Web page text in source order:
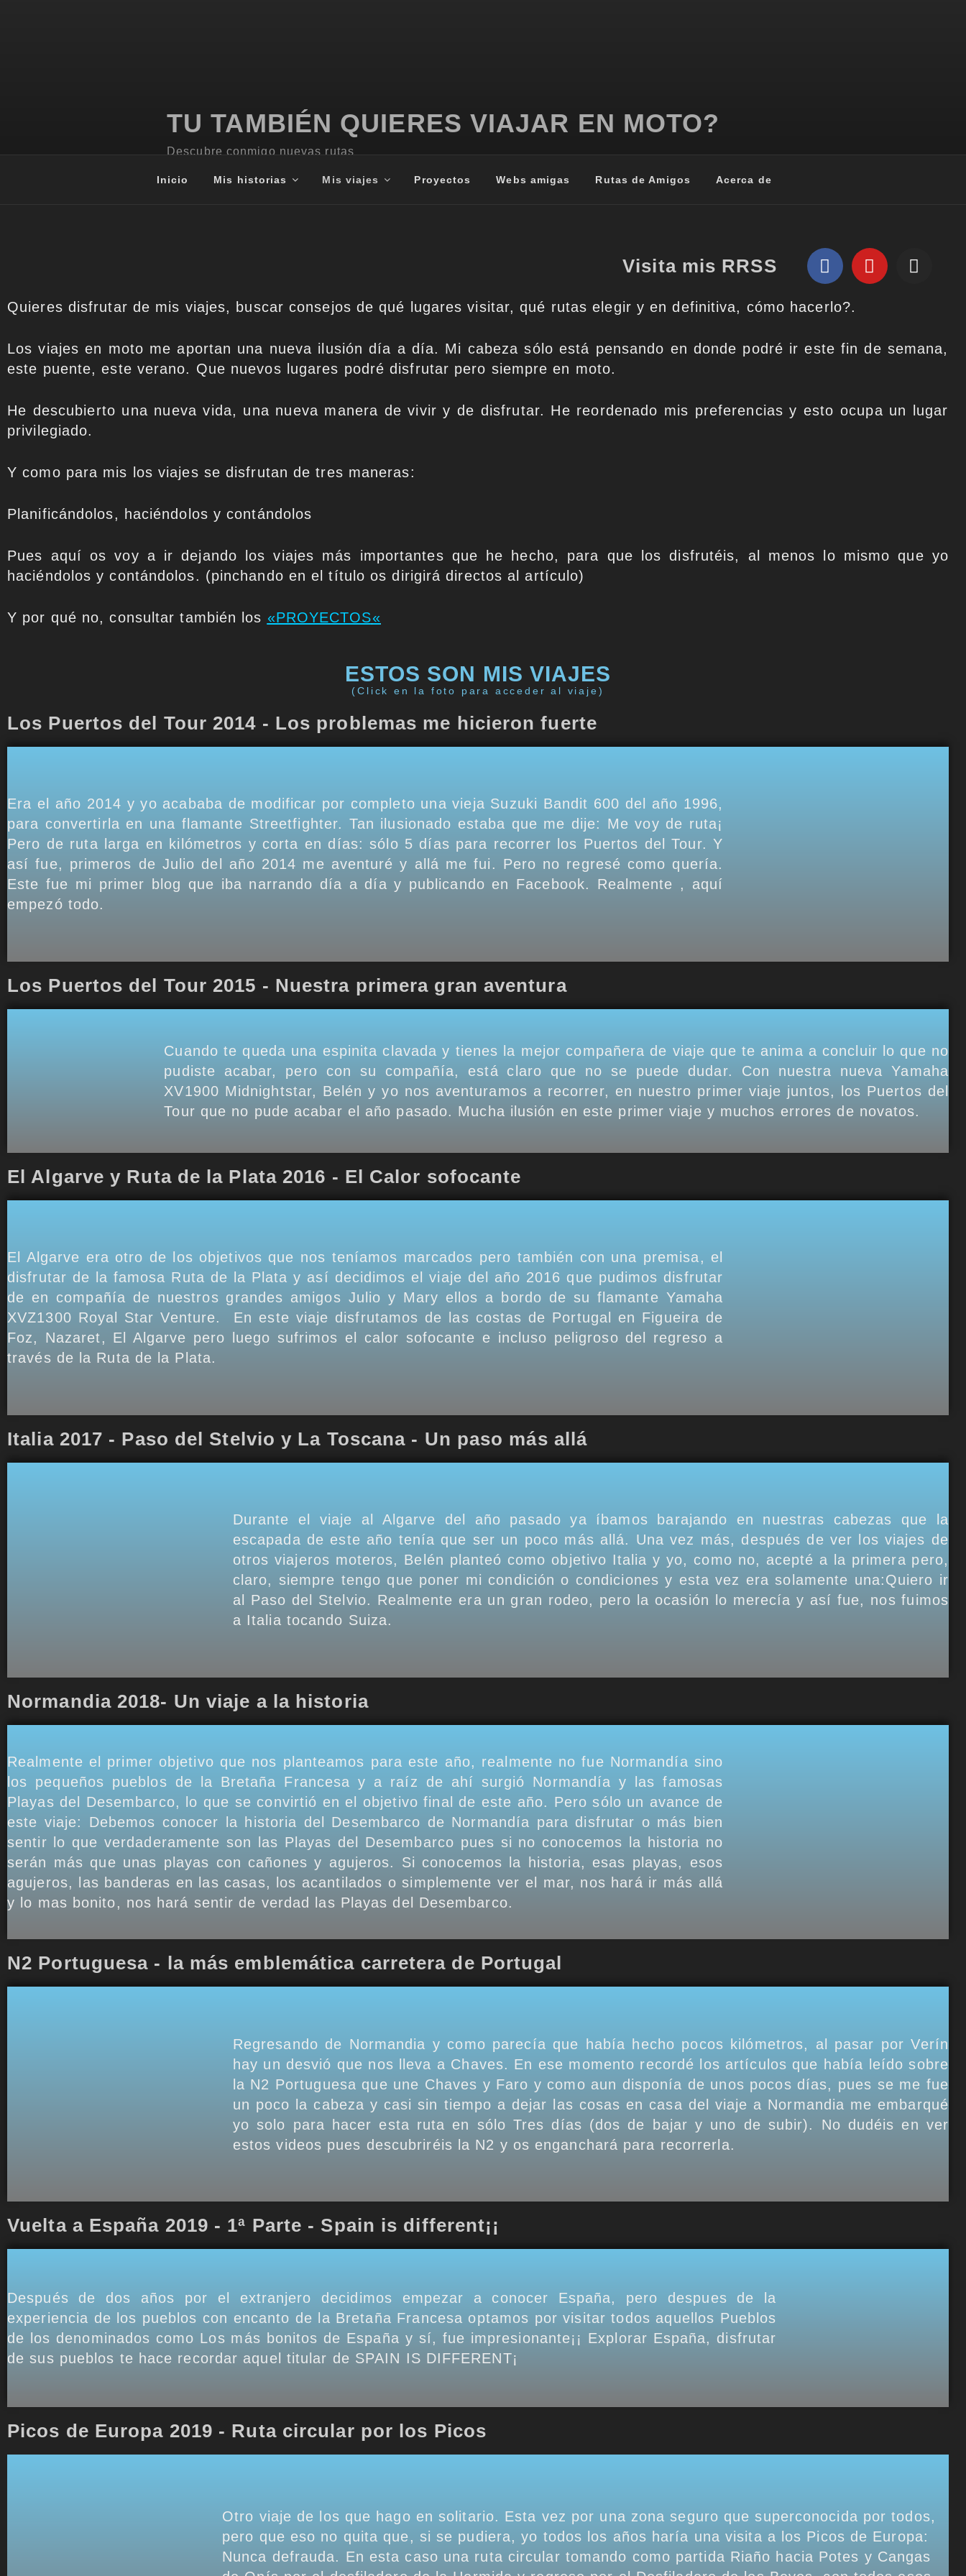
TU TAMBIÉN QUIERES VIAJAR EN MOTO?
Descubre conmigo nuevas rutas
Inicio Mis historias Mis viajes Proyectos Webs amigas Rutas de Amigos Acerca de
Visita mis RRSS
Quieres disfrutar de mis viajes, buscar consejos de qué lugares visitar, qué rutas elegir y en definitiva, cómo hacerlo?.
Los viajes en moto me aportan una nueva ilusión día a día. Mi cabeza sólo está pensando en donde podré ir este fin de semana,
este puente, este verano. Que nuevos lugares podré disfrutar pero siempre en moto.
He descubierto una nueva vida, una nueva manera de vivir y de disfrutar. He reordenado mis preferencias y esto ocupa un lugar
privilegiado.
Y como para mis los viajes se disfrutan de tres maneras:
Planificándolos, haciéndolos y contándolos
Pues aquí os voy a ir dejando los viajes más importantes que he hecho, para que los disfrutéis, al menos lo mismo que yo
haciéndolos y contándolos. (pinchando en el título os dirigirá directos al artículo)
Y por qué no, consultar también los «PROYECTOS«
ESTOS SON MIS VIAJES
(Click en la foto para acceder al viaje)
Los Puertos del Tour 2014 - Los problemas me hicieron fuerte
Era el año 2014 y yo acababa de modificar por completo una vieja Suzuki Bandit 600 del año 1996,
para convertirla en una flamante Streetfighter. Tan ilusionado estaba que me dije: Me voy de ruta¡
Pero de ruta larga en kilómetros y corta en días: sólo 5 días para recorrer los Puertos del Tour. Y
así fue, primeros de Julio del año 2014 me aventuré y allá me fui. Pero no regresé como quería.
Este fue mi primer blog que iba narrando día a día y publicando en Facebook. Realmente , aquí
empezó todo.
Los Puertos del Tour 2015 - Nuestra primera gran aventura
Cuando te queda una espinita clavada y tienes la mejor compañera de viaje que te anima a concluir lo que no
pudiste acabar, pero con su compañía, está claro que no se puede dudar. Con nuestra nueva Yamaha
XV1900 Midnightstar, Belén y yo nos aventuramos a recorrer, en nuestro primer viaje juntos, los Puertos del
Tour que no pude acabar el año pasado. Mucha ilusión en este primer viaje y muchos errores de novatos.
El Algarve y Ruta de la Plata 2016 - El Calor sofocante
El Algarve era otro de los objetivos que nos teníamos marcados pero también con una premisa, el
disfrutar de la famosa Ruta de la Plata y así decidimos el viaje del año 2016 que pudimos disfrutar
de en compañía de nuestros grandes amigos Julio y Mary ellos a bordo de su flamante Yamaha
XVZ1300 Royal Star Venture. En este viaje disfrutamos de las costas de Portugal en Figueira de
Foz, Nazaret, El Algarve pero luego sufrimos el calor sofocante e incluso peligroso del regreso a
través de la Ruta de la Plata.
Italia 2017 - Paso del Stelvio y La Toscana - Un paso más allá
Durante el viaje al Algarve del año pasado ya íbamos barajando en nuestras cabezas que la
escapada de este año tenía que ser un poco más allá. Una vez más, después de ver los viajes de
otros viajeros moteros, Belén planteó como objetivo Italia y yo, como no, acepté a la primera pero,
claro, siempre tengo que poner mi condición o condiciones y esta vez era solamente una:Quiero ir
al Paso del Stelvio. Realmente era un gran rodeo, pero la ocasión lo merecía y así fue, nos fuimos
a Italia tocando Suiza.
Normandia 2018- Un viaje a la historia
Realmente el primer objetivo que nos planteamos para este año, realmente no fue Normandía sino
los pequeños pueblos de la Bretaña Francesa y a raíz de ahí surgió Normandía y las famosas
Playas del Desembarco, lo que se convirtió en el objetivo final de este año. Pero sólo un avance de
este viaje: Debemos conocer la historia del Desembarco de Normandía para disfrutar o más bien
sentir lo que verdaderamente son las Playas del Desembarco pues si no conocemos la historia no
serán más que unas playas con cañones y agujeros. Si conocemos la historia, esas playas, esos
agujeros, las banderas en las casas, los acantilados o simplemente ver el mar, nos hará ir más allá
y lo mas bonito, nos hará sentir de verdad las Playas del Desembarco.
N2 Portuguesa - la más emblemática carretera de Portugal
Regresando de Normandia y como parecía que había hecho pocos kilómetros, al pasar por Verín
hay un desvió que nos lleva a Chaves. En ese momento recordé los artículos que había leído sobre
la N2 Portuguesa que une Chaves y Faro y como aun disponía de unos pocos días, pues se me fue
un poco la cabeza y casi sin tiempo a dejar las cosas en casa del viaje a Normandia me embarqué
yo solo para hacer esta ruta en sólo Tres días (dos de bajar y uno de subir). No dudéis en ver
estos videos pues descubriréis la N2 y os enganchará para recorrerla.
Vuelta a España 2019 - 1ª Parte - Spain is different¡¡
Después de dos años por el extranjero decidimos empezar a conocer España, pero despues de la
experiencia de los pueblos con encanto de la Bretaña Francesa optamos por visitar todos aquellos Pueblos
de los denominados como Los más bonitos de España y sí, fue impresionante¡¡ Explorar España, disfrutar
de sus pueblos te hace recordar aquel titular de SPAIN IS DIFFERENT¡
Picos de Europa 2019 - Ruta circular por los Picos
Otro viaje de los que hago en solitario. Esta vez por una zona seguro que superconocida por todos,
pero que eso no quita que, si se pudiera, yo todos los años haría una visita a los Picos de Europa:
Nunca defrauda. En esta caso una ruta circular tomando como partida Riaño hacia Potes y Cangas